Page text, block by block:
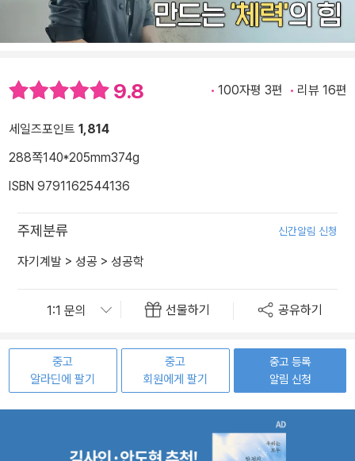
9.8 100자평 3편 리뷰 16편
세일즈포인트 1,814
288쪽140*205mm374g
ISBN 9791162544136
주제분류 신간알림 신청
자기계발 > 성공 > 성공학
선물하기 공유하기
중고
알라딘에 팔기
중고
회원에게 팔기
중고 등록
알림 신청